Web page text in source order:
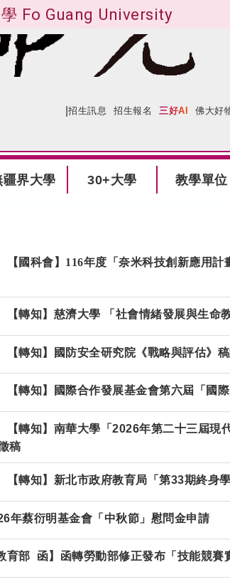
Fo Guang University
|招生訊息 招生報名 三好AI 佛大好
疆界大學 30+大學 教學單位
【國科會】116年度「奈米科技創新應用
【轉知】慈濟大學 「社會情緒發展與生命
【轉知】國防安全研究院《戰略與評估》
【轉知】國際合作發展基金會第六屆「國
【轉知】南華大學「2026年第二十三屆
稿
【轉知】新北市政府教育局「第33期終身
年蔡衍明基金會「中秋節」慰問金申請
育部 函】函轉勞動部修正發布「技能競賽